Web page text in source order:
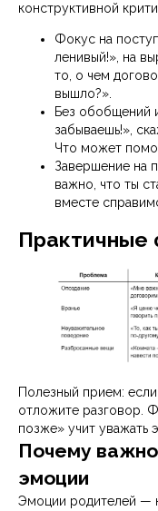
конструктивной
Фокус на
ленивый!», на
то, о чем
вышло?».
Без обобщений
забываешь!»,
Что может
Завершение на
важно, что ты
вместе
Практичные
Полезный прием:
отложите разговор.
позже» учит уважать
Почему важно
эмоции
Эмоции родителей —